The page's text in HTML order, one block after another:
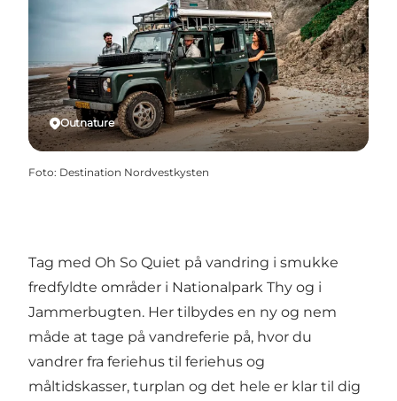
Outnature
Foto: Destination Nordvestkysten
Tag med Oh So Quiet på vandring i smukke
fredfyldte områder i Nationalpark Thy og i
Jammerbugten. Her tilbydes en ny og nem
måde at tage på vandreferie på, hvor du
vandrer fra feriehus til feriehus og
måltidskasser, turplan og det hele er klar til dig